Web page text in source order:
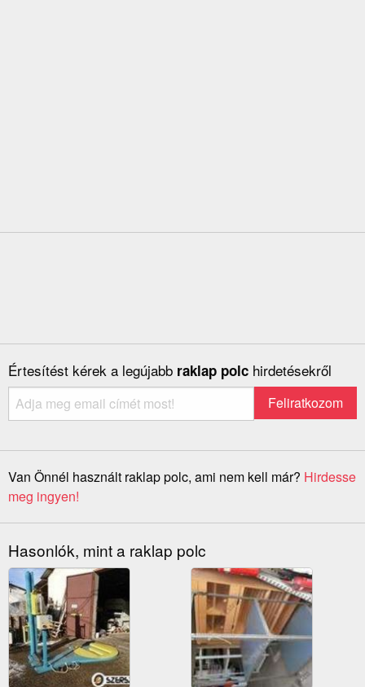
Értesítést kérek a legújabb raklap polc hirdetésekről
Van Önnél használt raklap polc, ami nem kell már? Hirdesse
meg ingyen!
Hasonlók, mint a raklap polc